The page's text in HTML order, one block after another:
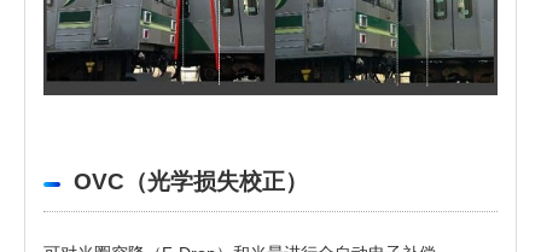
OVC（光学损失校正）